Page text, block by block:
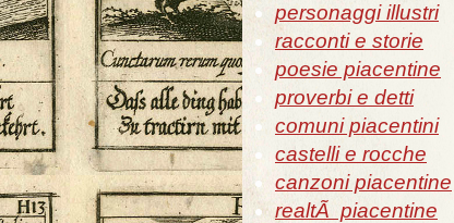
personaggi illustri
racconti e storie
poesie piacentine
proverbi e detti
comuni piacentini
castelli e rocche
canzoni piacentine
realtÃ piacentine